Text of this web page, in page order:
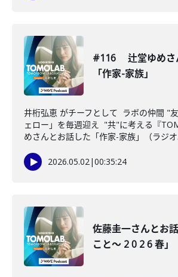
#116 辻堂ゆめさ
「作家-家族」
井桁弘恵 がチーフとして ラボの仲間 "
ェロー」を毎週迎え "共"に考える『
めさんとお話した「作家-家族」（ラジオ
2026.05.02|00:35:24
佐藤圭一さんとお
こと〜 2 0 2 6 春」